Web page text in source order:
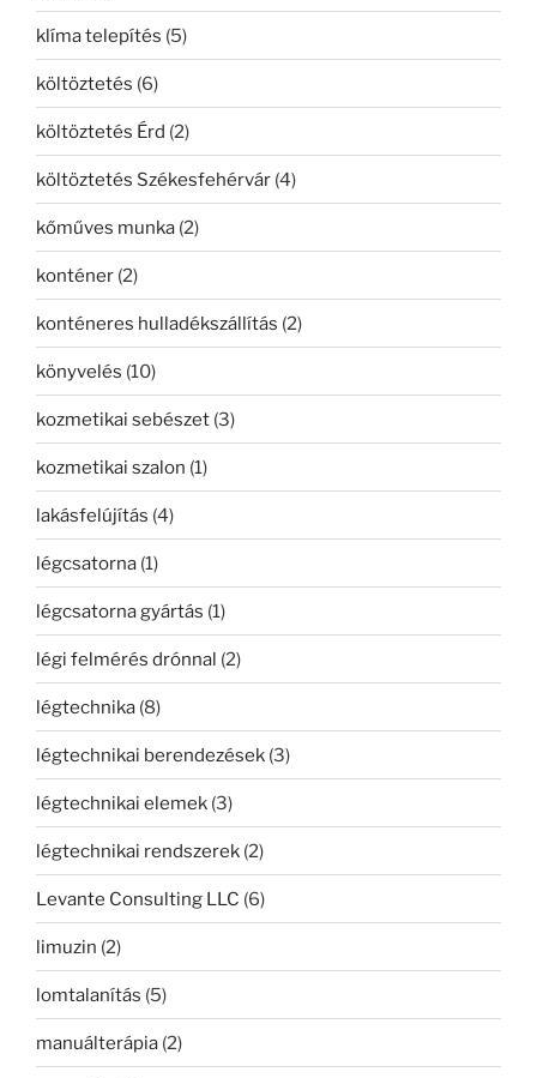
klíma telepítés (5)
költöztetés (6)
költöztetés Érd (2)
költöztetés Székesfehérvár (4)
kőműves munka (2)
konténer (2)
konténeres hulladékszállítás (2)
könyvelés (10)
kozmetikai sebészet (3)
kozmetikai szalon (1)
lakásfelújítás (4)
légcsatorna (1)
légcsatorna gyártás (1)
légi felmérés drónnal (2)
légtechnika (8)
légtechnikai berendezések (3)
légtechnikai elemek (3)
légtechnikai rendszerek (2)
Levante Consulting LLC (6)
limuzin (2)
lomtalanítás (5)
manuálterápia (2)